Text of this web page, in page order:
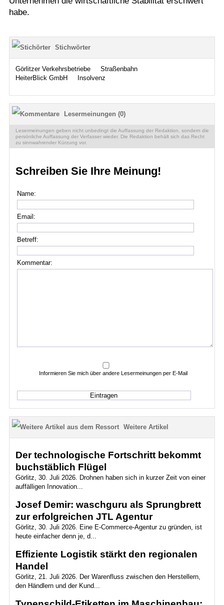
habe.
Stichwörter
Görlitzer Verkehrsbetriebe
Straßenbahn
HeiterBlick GmbH
Insolvenz
Lesermeinungen (0)
Lesermeinungen geben nicht unbedingt die Auffassung der Redaktion, sondern die
persönliche Auffassung der Verfasser wieder. Die Redaktion behält sich das Recht
zu sinnwahrender Kürzung vor.
Schreiben Sie Ihre Meinung!
Name:
Email:
Betreff:
Kommentar:
Informieren Sie mich über andere Lesermeinungen per E-Mail
Weitere Artikel
Der technologische Fortschritt bekommt
buchstäblich Flügel
Görlitz, 30. Juli 2026. Drohnen haben sich in kurzer Zeit von einer
auffälligen Innovation...
Josef Demir: waschguru als Sprungbrett
zur erfolgreichen JTL Agentur
Görlitz, 30. Juli 2026. Eine E-Commerce-Agentur zu gründen, ist
heute einfacher denn je, d...
Effiziente Logistik stärkt den regionalen
Handel
Görlitz, 21. Juli 2026. Der Warenfluss zwischen den Herstellern,
den Händlern und der Kund...